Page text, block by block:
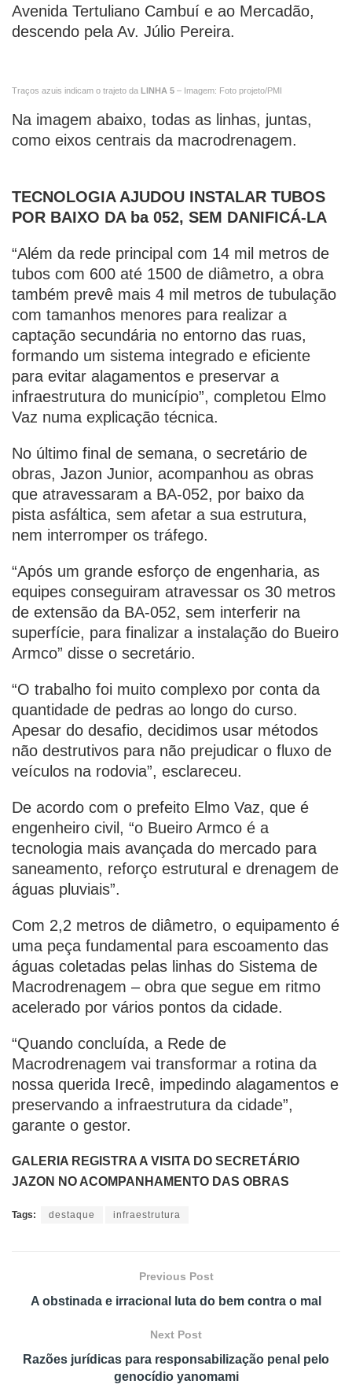
Avenida Tertuliano Cambuí e ao Mercadão,
descendo pela Av. Júlio Pereira.
Traços azuis indicam o trajeto da LINHA 5 – Imagem: Foto projeto/PMI
Na imagem abaixo, todas as linhas, juntas,
como eixos centrais da macrodrenagem.
TECNOLOGIA AJUDOU INSTALAR TUBOS
POR BAIXO DA ba 052, SEM DANIFICÁ-LA
“Além da rede principal com 14 mil metros de
tubos com 600 até 1500 de diâmetro, a obra
também prevê mais 4 mil metros de tubulação
com tamanhos menores para realizar a
captação secundária no entorno das ruas,
formando um sistema integrado e eficiente
para evitar alagamentos e preservar a
infraestrutura do município”, completou Elmo
Vaz numa explicação técnica.
No último final de semana, o secretário de
obras, Jazon Junior, acompanhou as obras
que atravessaram a BA-052, por baixo da
pista asfáltica, sem afetar a sua estrutura,
nem interromper os tráfego.
“Após um grande esforço de engenharia, as
equipes conseguiram atravessar os 30 metros
de extensão da BA-052, sem interferir na
superfície, para finalizar a instalação do Bueiro
Armco” disse o secretário.
“O trabalho foi muito complexo por conta da
quantidade de pedras ao longo do curso.
Apesar do desafio, decidimos usar métodos
não destrutivos para não prejudicar o fluxo de
veículos na rodovia”, esclareceu.
De acordo com o prefeito Elmo Vaz, que é
engenheiro civil, “o Bueiro Armco é a
tecnologia mais avançada do mercado para
saneamento, reforço estrutural e drenagem de
águas pluviais”.
Com 2,2 metros de diâmetro, o equipamento é
uma peça fundamental para escoamento das
águas coletadas pelas linhas do Sistema de
Macrodrenagem – obra que segue em ritmo
acelerado por vários pontos da cidade.
“Quando concluída, a Rede de
Macrodrenagem vai transformar a rotina da
nossa querida Irecê, impedindo alagamentos e
preservando a infraestrutura da cidade”,
garante o gestor.
GALERIA REGISTRA A VISITA DO SECRETÁRIO
JAZON NO ACOMPANHAMENTO DAS OBRAS
Tags: destaque infraestrutura
Previous Post
A obstinada e irracional luta do bem contra o mal
Next Post
Razões jurídicas para responsabilização penal pelo
genocídio yanomami